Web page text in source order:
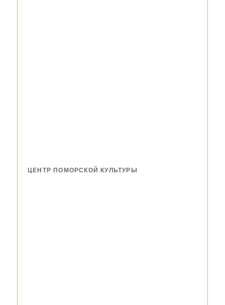
ЦЕНТР ПОМОРСКОЙ КУЛЬТУРЫ